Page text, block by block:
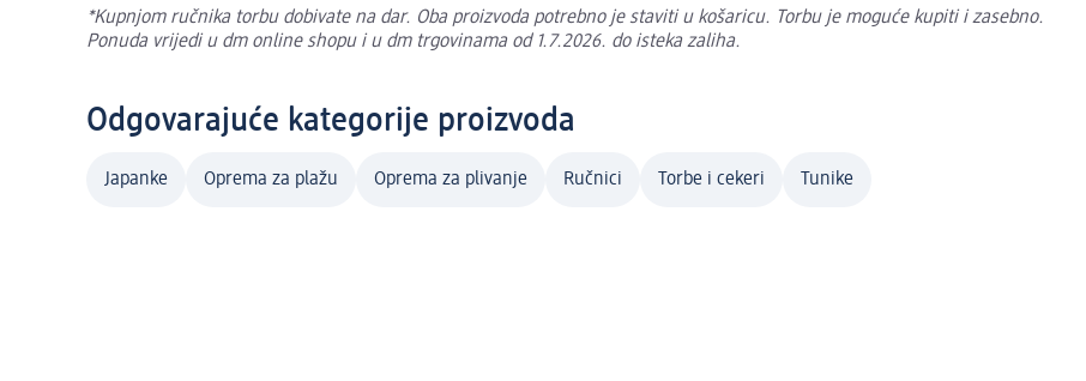
*Kupnjom ručnika torbu dobivate na dar. Oba proizvoda potrebno je staviti u košaricu. Torbu je moguće kupiti i zasebno.
Ponuda vrijedi u dm online shopu i u dm trgovinama od 1.7.2026. do isteka zaliha.
Odgovarajuće kategorije proizvoda
Japanke Oprema za plažu Oprema za plivanje Ručnici Torbe i cekeri Tunike